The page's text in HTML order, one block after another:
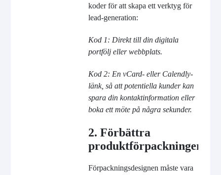
koder för att skapa ett verktyg för
lead-generation:
Kod 1: Direkt till din digitala
portfölj eller webbplats.
Kod 2: En vCard- eller Calendly-
länk, så att potentiella kunder kan
spara din kontaktinformation eller
boka ett möte på några sekunder.
2. Förbättra
produktförpackningen
Förpackningsdesignen måste vara